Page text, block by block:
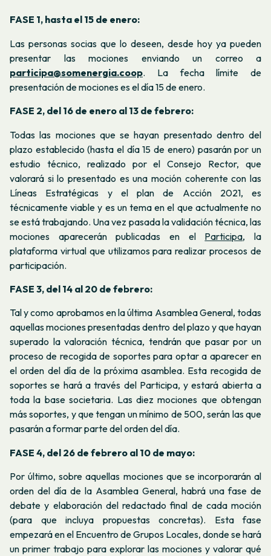
FASE 1, hasta el 15 de enero:
Las personas socias que lo deseen, desde hoy ya pueden
presentar las mociones enviando un correo a
participa@somenergia.coop. La fecha límite de
presentación de mociones es el día 15 de enero.
FASE 2, del 16 de enero al 13 de febrero:
Todas las mociones que se hayan presentado dentro del
plazo establecido (hasta el día 15 de enero) pasarán por un
estudio técnico, realizado por el Consejo Rector, que
valorará si lo presentado es una moción coherente con las
Líneas Estratégicas y el plan de Acción 2021, es
técnicamente viable y es un tema en el que actualmente no
se está trabajando. Una vez pasada la validación técnica, las
mociones aparecerán publicadas en el Participa, la
plataforma virtual que utilizamos para realizar procesos de
participación.
FASE 3, del 14 al 20 de febrero:
Tal y como aprobamos en la última Asamblea General, todas
aquellas mociones presentadas dentro del plazo y que hayan
superado la valoración técnica, tendrán que pasar por un
proceso de recogida de soportes para optar a aparecer en
el orden del día de la próxima asamblea. Esta recogida de
soportes se hará a través del Participa, y estará abierta a
toda la base societaria. Las diez mociones que obtengan
más soportes, y que tengan un mínimo de 500, serán las que
pasarán a formar parte del orden del día.
FASE 4, del 26 de febrero al 10 de mayo:
Por último, sobre aquellas mociones que se incorporarán al
orden del día de la Asamblea General, habrá una fase de
debate y elaboración del redactado final de cada moción
(para que incluya propuestas concretas). Esta fase
empezará en el Encuentro de Grupos Locales, donde se hará
un primer trabajo para explorar las mociones y valorar qué